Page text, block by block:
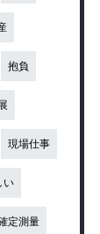
抱負
現場仕事
い
定測量